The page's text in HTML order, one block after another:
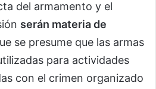
del armamento y el
serán materia de
se presume que las armas
para actividades
con el crimen organizado